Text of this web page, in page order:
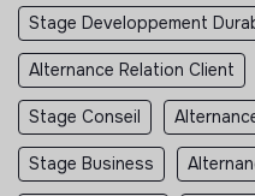
Stage Developpement
Alternance Relation Client
Stage Conseil
Stage Business